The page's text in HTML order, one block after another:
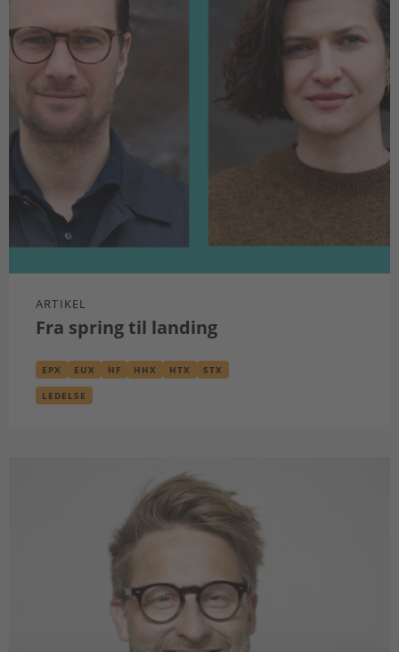
ARTIKEL
Fra spring til landing
EPX EUX HF HHX HTX STX
LEDELSE